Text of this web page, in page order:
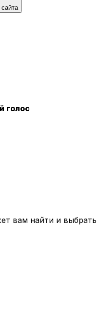
голос
вам найти и